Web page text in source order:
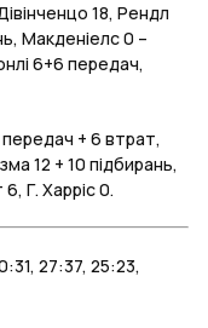
18, Рендл
Макденіелс 0 –
6+6 передач,
+ 6 втрат,
12 + 10 підбирань,
Г. Харріс 0.
27:37, 25:23,